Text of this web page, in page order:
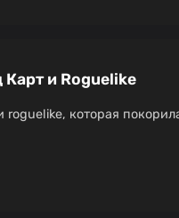
и Roguelike
которая